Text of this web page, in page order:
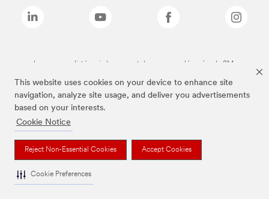
This website uses cookies on your device to enhance site
navigation, analyze site usage, and deliver you advertisements
based on your interests.
Cookie Notice
Reject Non-Essential Cookies Accept Cookies
Cookie Preferences
Les marques listées ci-dessus sont des marques déposées de 3M.